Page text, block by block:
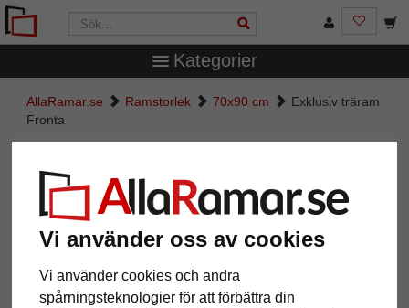
Vi använder oss av cookies
Vi använder cookies och andra
spårningsteknologier för att förbättra din
Kategorier
AllaRamar.se Ramstorlek 70x90 cm
Exklusiv träram
Fronta
Exklusiv träram Fronta